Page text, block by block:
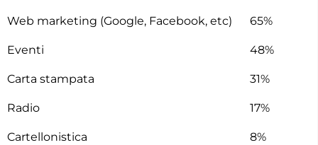
Web marketing (Google, Facebook, etc) 65%
Eventi 48%
Carta stampata 31%
Radio 17%
Cartellonistica 8%